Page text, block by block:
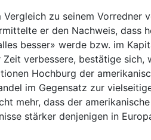
zu seinem Vorredner
er den Nachweis, dass
besser» werde bzw. im
verbessere, bestätige sich,
Hochburg der
im Gegensatz zur
mehr, dass der
stärker denjenigen in